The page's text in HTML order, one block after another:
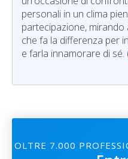
personali in un clima
partecipazione,
che fa la differenza per
e farla innamorare di sé.
OLTRE 7.000